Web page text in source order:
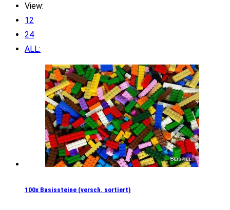
View:
12
24
ALL:
100x Basissteine (versch. sortiert)